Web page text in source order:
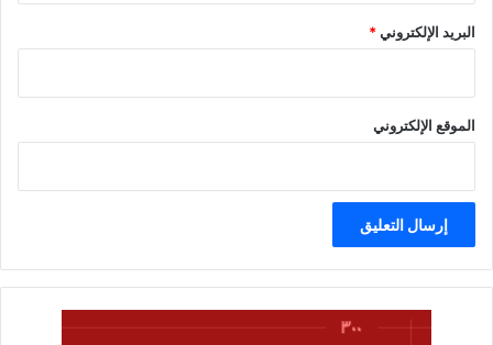
البريد الإلكتروني*
الموقع الإلكتروني